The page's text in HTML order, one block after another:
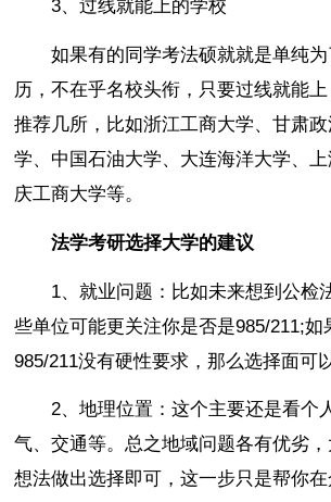
3、过线就能上的学校
如果有的同学考法硕就就是单纯
历，不在乎名校头衔，只要过线就能
推荐几所，比如浙江工商大学、甘肃
学、中国石油大学、大连海洋大学、
庆工商大学等。
法学考研选择大学的建议
1、就业问题：比如未来想到公检
些单位可能更关注你是否是985/211;
985/211没有硬性要求，那么选择面可
2、地理位置：这个主要还是看个
气、交通等。总之地域问题各有优劣
想法做出选择即可，这一步只是帮你